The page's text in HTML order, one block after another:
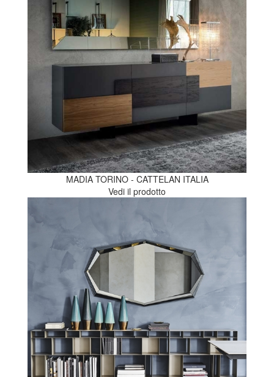
MADIA TORINO - CATTELAN ITALIA
Vedi il prodotto